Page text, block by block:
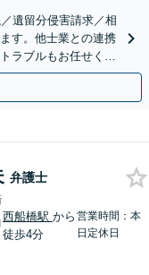
遺留分侵害請求／相
す。他士業との連携
ラブルもお任せくだ
弁護士
西船橋駅 から
徒歩4分
営業時間：本
日定休日